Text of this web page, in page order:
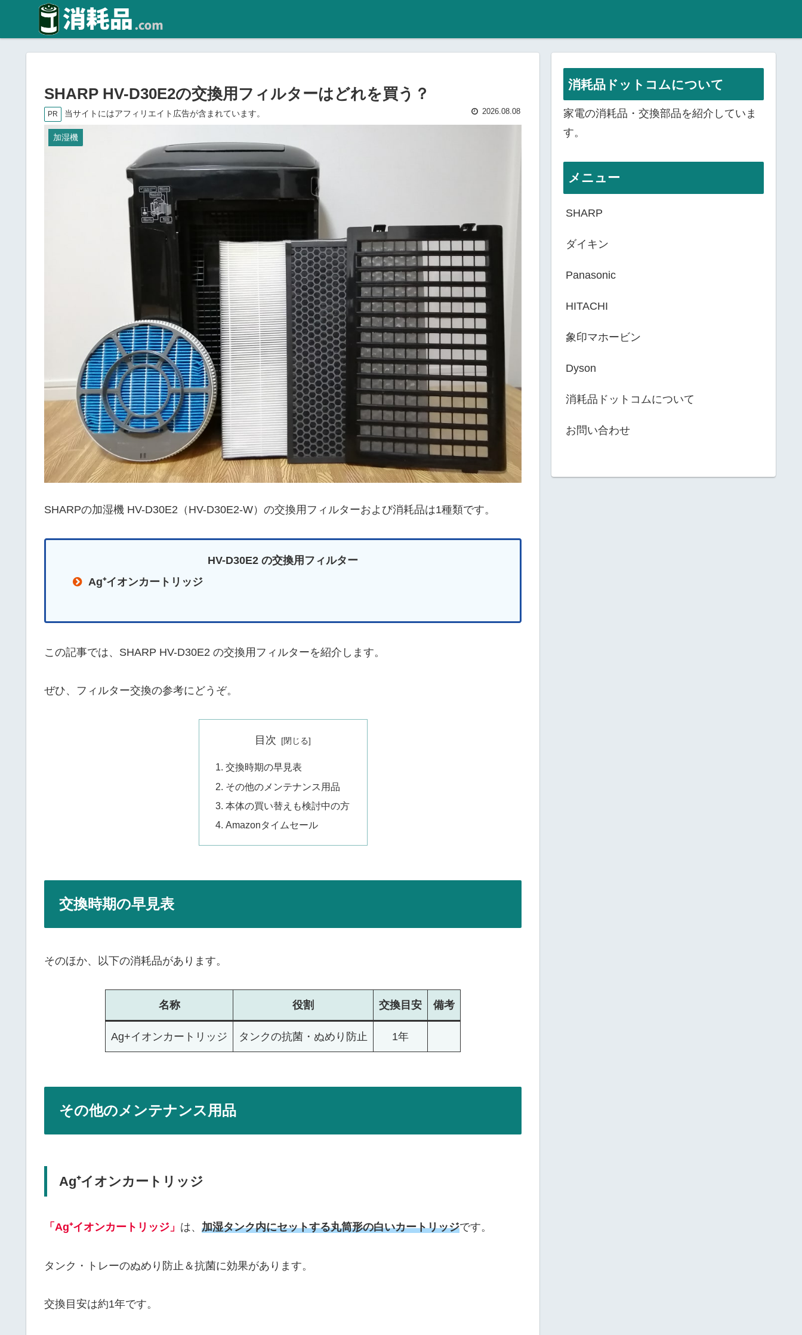
SHARP HV-D30E2の交換用フィルターはどれを買う？
PR 当サイトにはアフィリエイト広告が含まれています。 2026.08.08
加湿機
SHARPの加湿機 HV-D30E2（HV-D30E2-W）の交換用フィルターおよび消耗品は1種類です。
HV-D30E2 の交換用フィルター
Ag⁺イオンカートリッジ
この記事では、SHARP HV-D30E2 の交換用フィルターを紹介します。
ぜひ、フィルター交換の参考にどうぞ。
目次
交換時期の早見表
その他のメンテナンス用品
本体の買い替えも検討中の方
Amazonタイムセール
交換時期の早見表
そのほか、以下の消耗品があります。
名称 役割 交換 目安 備考
Ag+イオンカートリッジ タンクの抗菌・ぬめり防止 1年
その他のメンテナンス用品
Ag⁺イオンカートリッジ
「Ag⁺イオンカートリッジ」 は、 加湿タンク内にセットする丸筒形の白いカートリッジです。
タンク・トレーのぬめり防止＆抗菌に効果があります。
交換目安は約1年です。
消耗品ドットコムについて
家電の消耗品・交換部品を紹介していま
す。
メニュー
SHARP
ダイキン
Panasonic
HITACHI
象印マホービン
Dyson
消耗品ドットコムについて
お問い合わせ